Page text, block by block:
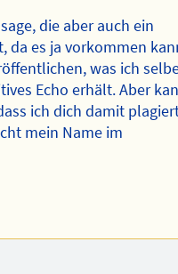
die aber auch ein
da es ja vorkommen
was ich
Echo erhält. Aber
ich dich damit
mein Name im